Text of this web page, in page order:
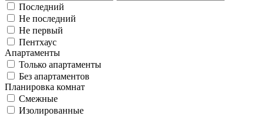
Последний
Не последний
Не первый
Пентхаус
Апартаменты
Только апартаменты
Без апартаментов
Планировка комнат
Смежные
Изолированные